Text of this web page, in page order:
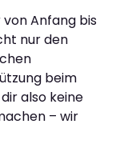
Anfang bis
nur den
beim
also keine
– wir